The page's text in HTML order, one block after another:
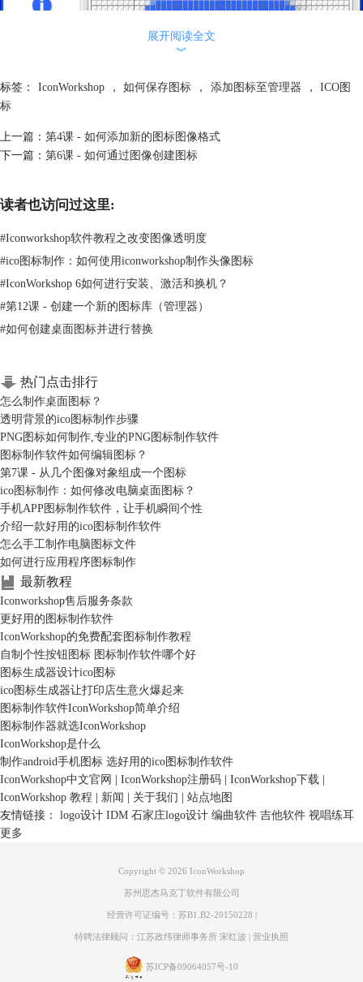
3、打开“添加一个图标至管理器”对话框，为图标命名。完成后，单击“确
定”。图标保存并添加到库中：
4、现在可以关闭图标项目文件窗口，然后再通过双击相关的项目中的库
打开它。 更多IconWorkshop教程：
http://www.iconworkshop.cn/rumen.html
展开阅读全文
︾
标签： IconWorkshop ， 如何保存图标 ， 添加图标至管理器 ，
ICO图
标
上一篇： 第4课 - 如何添加新的图标图像格式
下一篇： 第6课 - 如何通过图像创建图标
读者也访问过这里:
#Iconworkshop软件教程之改变图像透明度
#ico图标制作：如何使用iconworkshop制作头像图标
#IconWorkshop 6如何进行安装、激活和换机？
#第12课 - 创建一个新的图标库（管理器）
#如何创建桌面图标并进行替换
热门点击排行
怎么制作桌面图标？
透明背景的ico图标制作步骤
PNG图标如何制作,专业的PNG图标制作软件
图标制作软件如何编辑图标？
第7课 - 从几个图像对象组成一个图标
ico图标制作：如何修改电脑桌面图标？
手机APP图标制作软件，让手机瞬间个性
介绍一款好用的ico图标制作软件
怎么手工制作电脑图标文件
如何进行应用程序图标制作
最新教程
Iconworkshop售后服务条款
更好用的图标制作软件
IconWorkshop的免费配套图标制作教程
自制个性按钮图标 图标制作软件哪个好
图标生成器设计ico图标
ico图标生成器让打印店生意火爆起来
图标制作软件IconWorkshop简单介绍
图标制作器就选IconWorkshop
IconWorkshop是什么
制作android手机图标 选好用的ico图标制作软件
IconWorkshop中文官网 | IconWorkshop注册码 | IconWorkshop下载 |
IconWorkshop 教程 | 新闻 | 关于我们 | 站点地图
友情链接： logo设计 IDM 石家庄logo设计 编曲软件 吉他软件 视唱练耳
更多
Copyright © 2026 IconWorkshop
苏州思杰马克丁软件有限公司
经营许可证编号：苏B1.B2-20150228 |
特聘法律顾问：江苏政纬律师事务所 宋红波 | 营业执照
苏ICP备09064057号-10